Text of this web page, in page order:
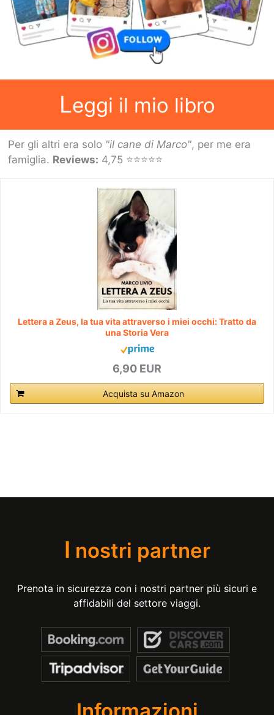
Leggi il mio libro
Per gli altri era solo "il cane di Marco", per me era
famiglia. Reviews: 4,75 ⭐⭐⭐⭐⭐
Lettera a Zeus, la tua vita attraverso i miei occhi: Tratto da
una Storia Vera
6,90 EUR
Acquista su Amazon
I nostri partner
Prenota in sicurezza con i nostri partner più sicuri e
affidabili del settore viaggi.